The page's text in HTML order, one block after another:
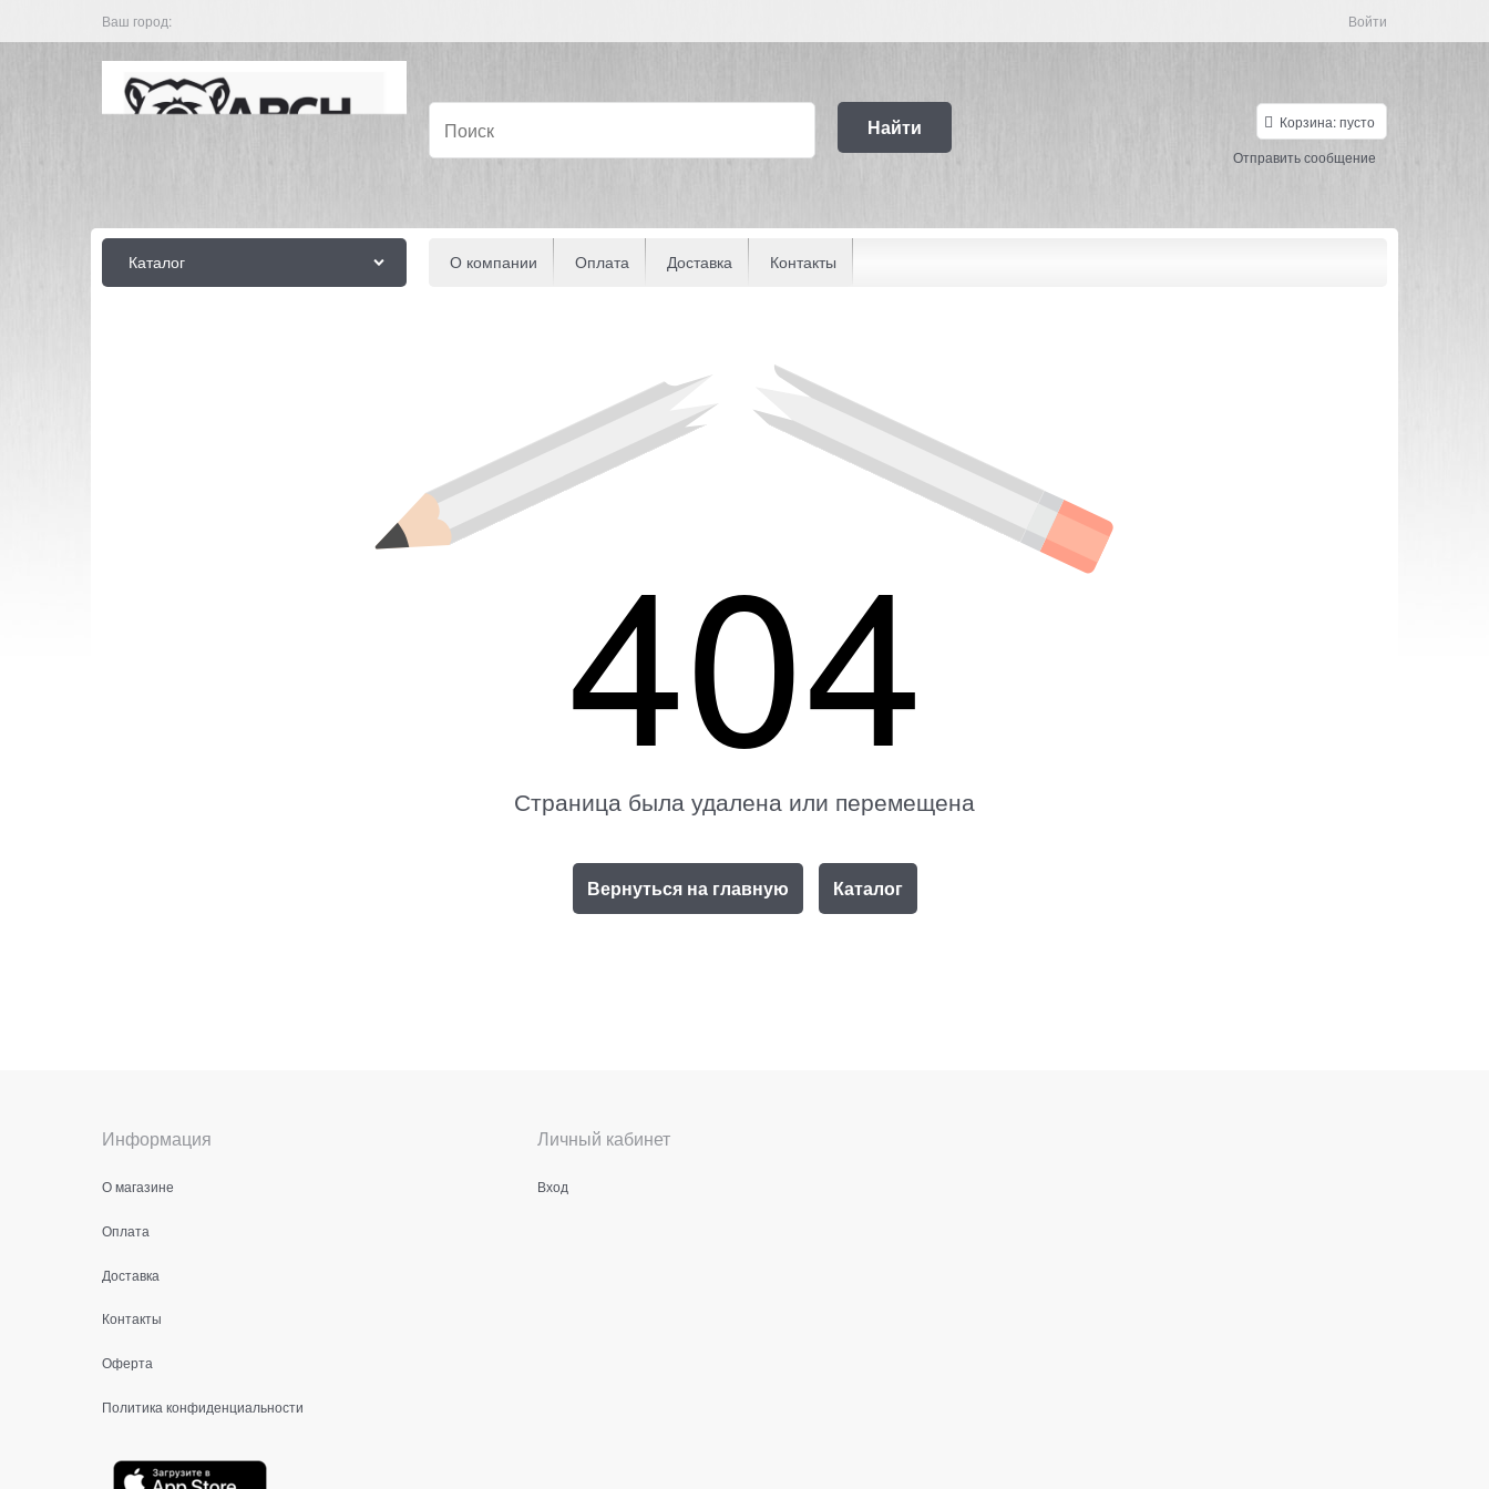
Ваш город: Войти
Найти Корзина:пусто
Отправить сообщение
Каталог О компании Оплата Доставка Контакты
404
Страница была удалена или перемещена
Вернуться на главную Каталог
Информация
О магазине
Оплата
Доставка
Контакты
Оферта
Политика конфиденциальности
Личный кабинет
Вход